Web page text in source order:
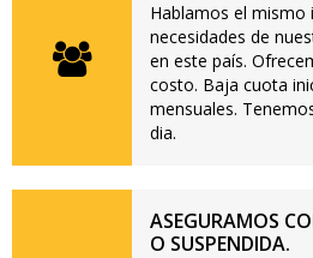
Hablamos el mismo
necesidades de
en este país.
costo. Baja cuota
mensuales.
dia.
ASEGURAMOS
O SUSPENDIDA.